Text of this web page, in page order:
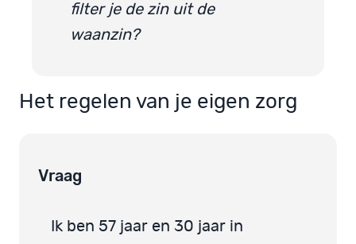
filter je de zin uit de
waanzin?
Het regelen van je eigen zorg
Vraag
Ik ben 57 jaar en 30 jaar in